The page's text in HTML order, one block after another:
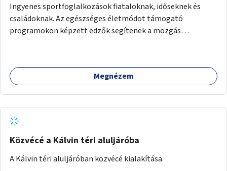
Ingyenes sportfoglalkozások fiataloknak, időseknek és
családoknak. Az egészséges életmódot támogató
programokon képzett edzők segítenek a mozgás
Megnézem
Közvécé a Kálvin téri aluljáróba
A Kálvin téri aluljáróban közvécé kialakítása.